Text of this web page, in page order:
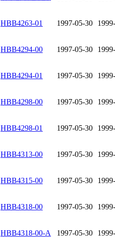
HBB4263-01 1997-05-30
HBB4294-00 1997-05-30
HBB4294-01 1997-05-30
HBB4298-00 1997-05-30
HBB4298-01 1997-05-30
HBB4313-00 1997-05-30
HBB4315-00 1997-05-30
HBB4318-00 1997-05-30
HBB4318-00-A 1997-05-30